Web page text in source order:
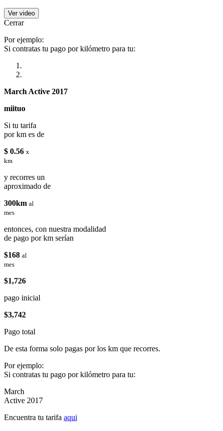
Ver video
Cerrar
Por ejemplo:
Si contratas tu pago por kilómetro para tu:
March Active 2017
miituo
Si tu tarifa
por km es de
$ 0.56 x
km
y recorres un
aproximado de
300km al
mes
entonces, con nuestra modalidad
de pago por km serían
$168 al
mes
$1,726
pago inicial
$3,742
Pago total
De esta forma solo pagas por los km que recorres.
Por ejemplo:
Si contratas tu pago por kilómetro para tu:
March
Active 2017
Encuentra tu tarifa aqui